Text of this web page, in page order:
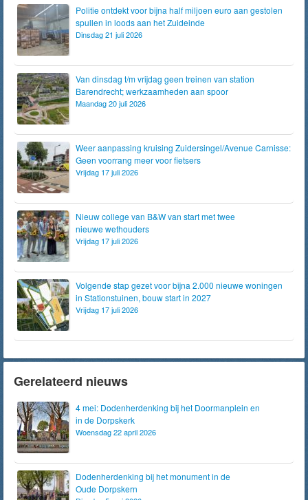
Politie ontdekt voor bijna half miljoen euro aan gestolen
spullen in loods aan het Zuideinde
Dinsdag 21 juli 2026
Van dinsdag t/m vrijdag geen treinen van station
Barendrecht; werkzaamheden aan spoor
Maandag 20 juli 2026
Weer aanpassing kruising Zuidersingel/Avenue Carnisse:
Geen voorrang meer voor fietsers
Vrijdag 17 juli 2026
Nieuw college van B&W van start met twee
nieuwe wethouders
Vrijdag 17 juli 2026
Volgende stap gezet voor bijna 2.000 nieuwe woningen
in Stationstuinen, bouw start in 2027
Vrijdag 17 juli 2026
Gerelateerd nieuws
4 mei: Dodenherdenking bij het Doormanplein en
in de Dorpskerk
Woensdag 22 april 2026
Dodenherdenking bij het monument in de
Oude Dorpskern